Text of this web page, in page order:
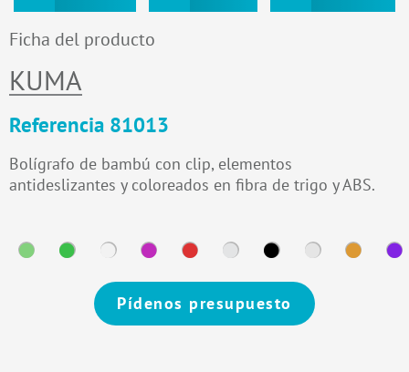
Ficha del producto
KUMA
Referencia 81013
Bolígrafo de bambú con clip, elementos
antideslizantes y coloreados en fibra de trigo y ABS.
Pídenos presupuesto